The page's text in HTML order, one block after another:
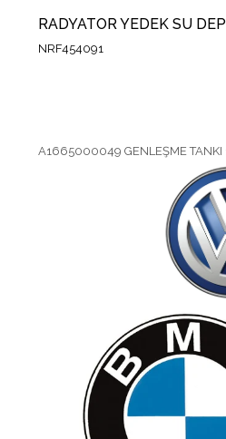
NRF454091
A1665000049 GENLEŞME